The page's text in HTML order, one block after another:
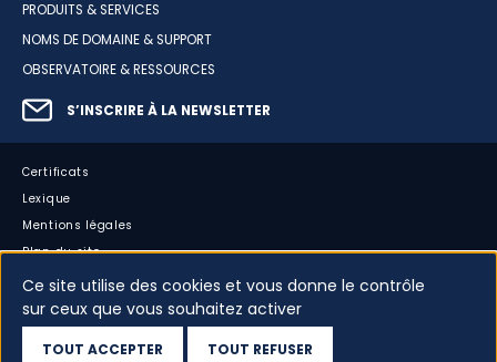
PRODUITS & SERVICES
NOMS DE DOMAINE & SUPPORT
OBSERVATOIRE & RESSOURCES
S’INSCRIRE À LA NEWSLETTER
Certificats
Lexique
Mentions légales
Plan du site
Accessibilité : partiellement conforme
Cookies
Dispositif d’alerte
Ce site utilise des cookies et vous donne le contrôle
sur ceux que vous souhaitez activer
TOUT ACCEPTER TOUT REFUSER